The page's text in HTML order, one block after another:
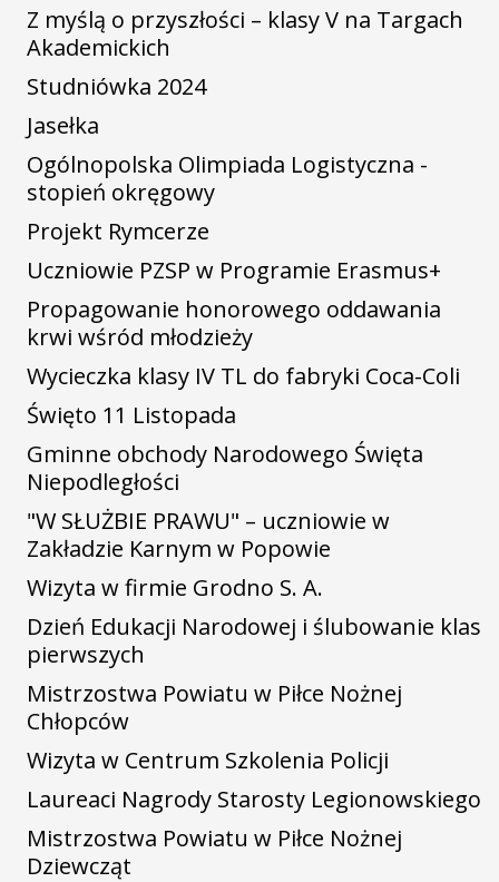
Z myślą o przyszłości – klasy V na Targach
Akademickich
Studniówka 2024
Jasełka
Ogólnopolska Olimpiada Logistyczna -
stopień okręgowy
Projekt Rymcerze
Uczniowie PZSP w Programie Erasmus+
Propagowanie honorowego oddawania
krwi wśród młodzieży
Wycieczka klasy IV TL do fabryki Coca-Coli
Święto 11 Listopada
Gminne obchody Narodowego Święta
Niepodległości
"W SŁUŻBIE PRAWU" – uczniowie w
Zakładzie Karnym w Popowie
Wizyta w firmie Grodno S. A.
Dzień Edukacji Narodowej i ślubowanie klas
pierwszych
Mistrzostwa Powiatu w Piłce Nożnej
Chłopców
Wizyta w Centrum Szkolenia Policji
Laureaci Nagrody Starosty Legionowskiego
Mistrzostwa Powiatu w Piłce Nożnej
Dziewcząt